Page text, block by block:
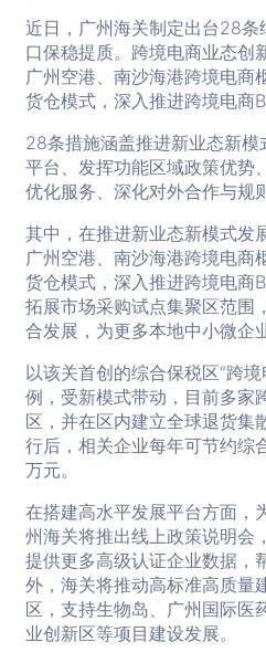
近日，广州海关制定出台28
口保稳提质。跨境电商业态创
广州空港、南沙海港跨境电商
货仓模式，深入推进跨境电商
28条措施涵盖推进新业态新
平台、发挥功能区域政策优势
优化服务、深化对外合作与规
其中，在推进新业态新模式发
广州空港、南沙海港跨境电商
货仓模式，深入推进跨境电商
拓展市场采购试点集聚区范围
合发展，为更多本地中小微企
以该关首创的综合保税区“跨
例，受新模式带动，目前多家
区，并在区内建立全球退货集
行后，相关企业每年可节约综
万元。
在搭建高水平发展平台方面，
州海关将推出线上政策说明会
提供更多高级认证企业数据，
外，海关将推动高标准高质量
区，支持生物岛、广州国际医
业创新区等项目建设发展。